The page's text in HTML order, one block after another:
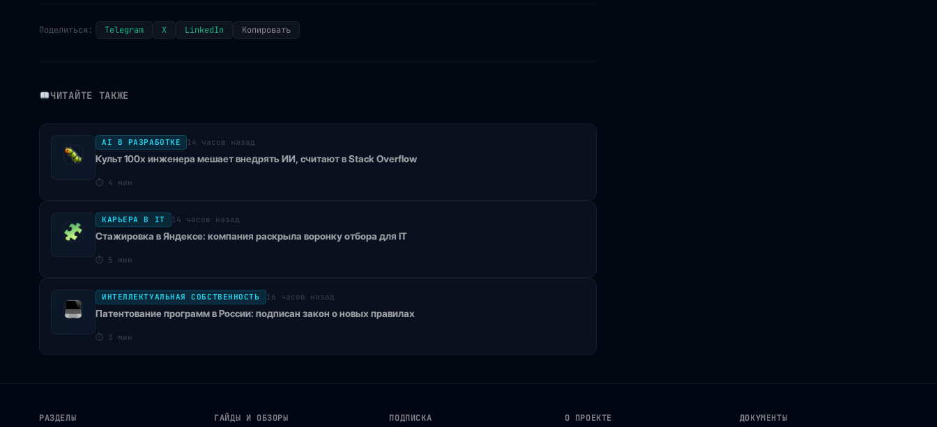
Поделиться: Telegram X LinkedIn Копировать
ЧИТАЙТЕ ТАКЖЕ
AI В РАЗРАБОТКЕ 14 часов назад
Культ 100x инженера мешает внедрять ИИ, считают в Stack Overflow
⏱ 4 мин
КАРЬЕРА В IT 14 часов назад
Стажировка в Яндексе: компания раскрыла воронку отбора для IT
⏱ 5 мин
ИНТЕЛЛЕКТУАЛЬНАЯ СОБСТВЕННОСТЬ 16 часов назад
Патентование программ в России: подписан закон о новых правилах
⏱ 3 мин
РАЗДЕЛЫ ГАЙДЫ И ОБЗОРЫ ПОДПИСКА О ПРОЕКТЕ ДОКУМЕНТЫ